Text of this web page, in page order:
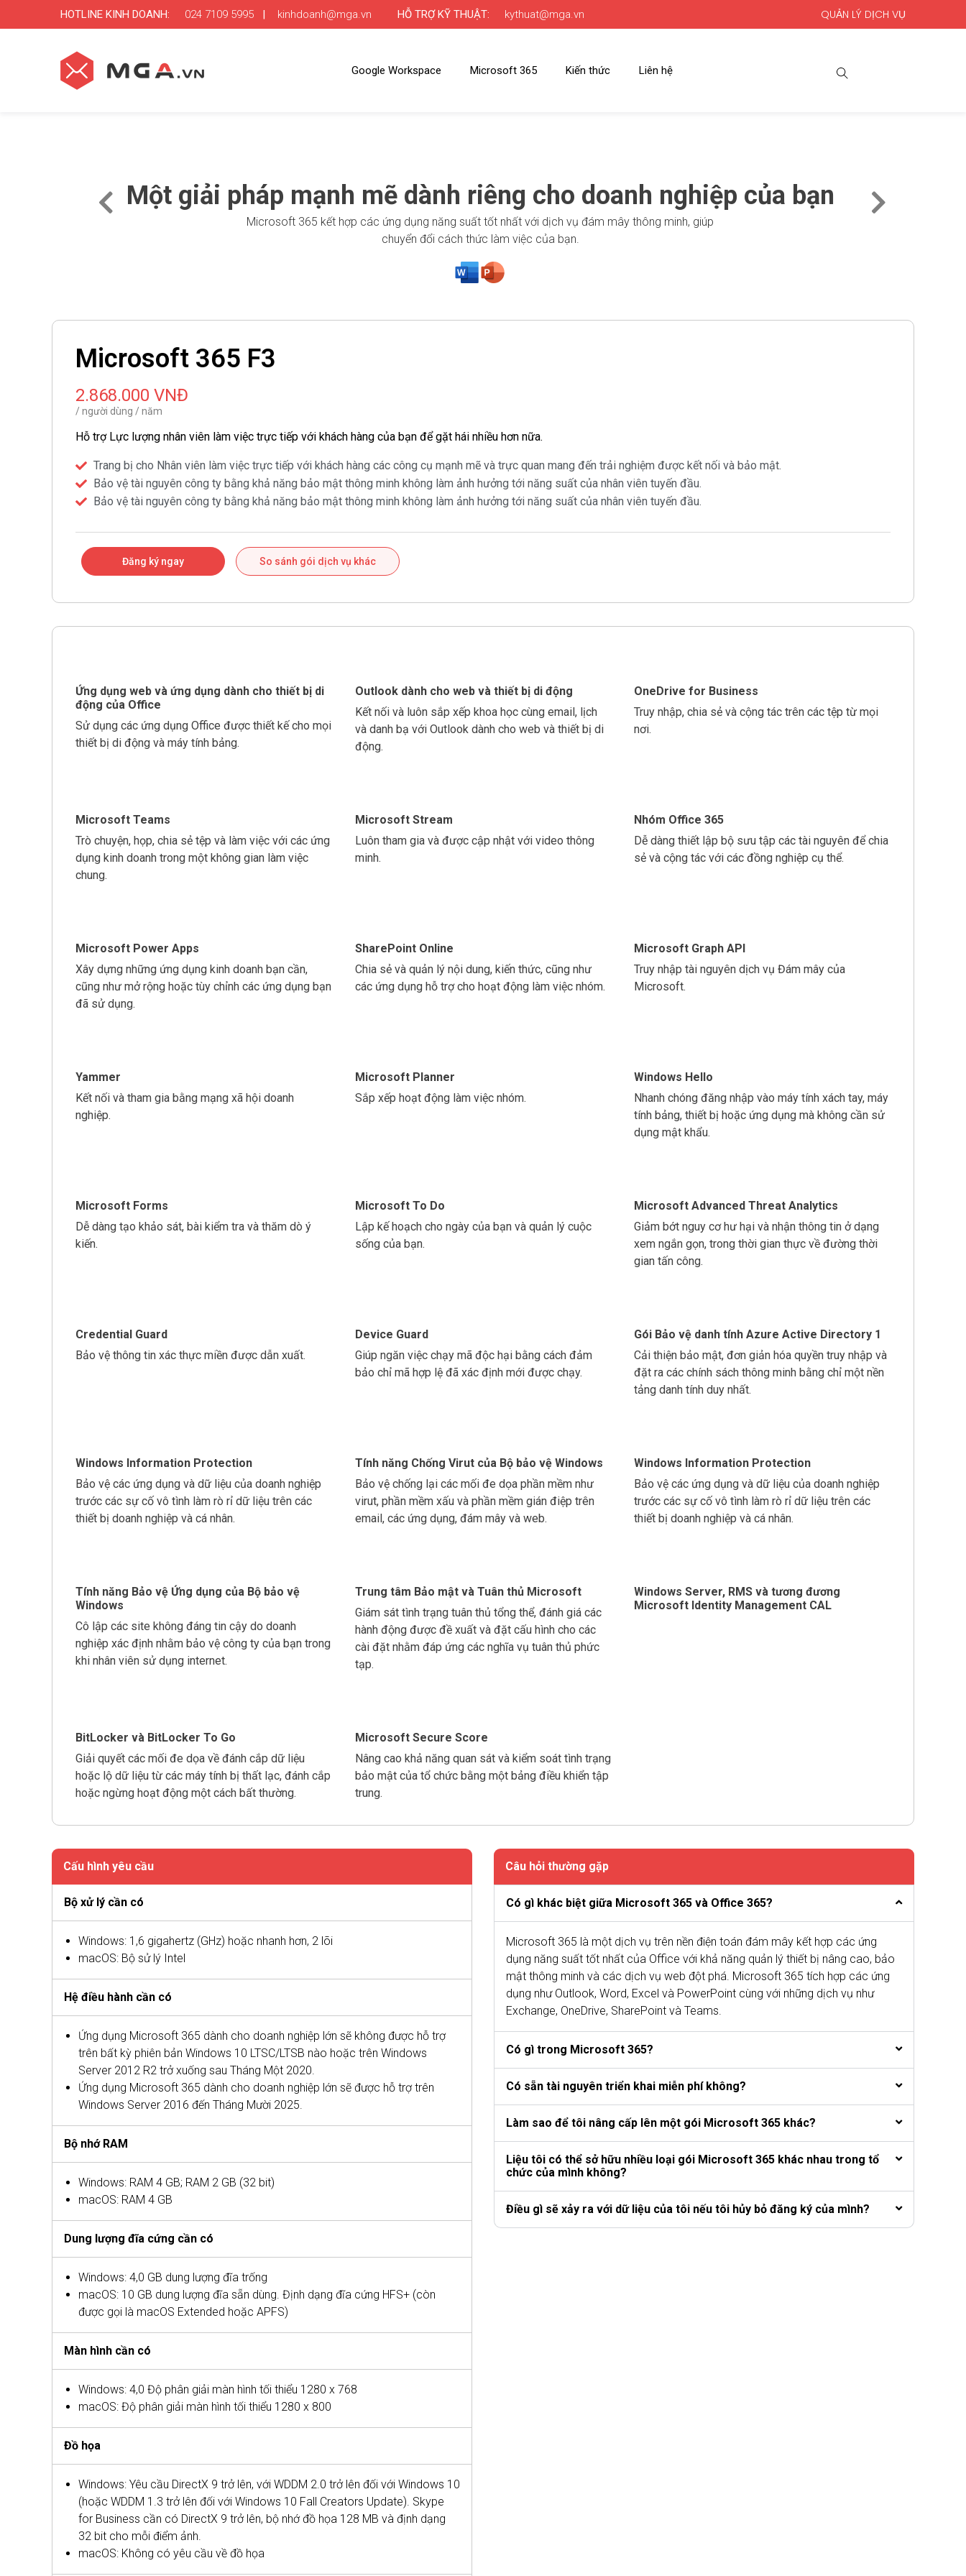
HOTLINE KINH DOANH: 024 7109 5995 | kinhdoanh@mga.vn HỖ TRỢ KỸ THUẬT: kythuat@mga.vn QUẢN LÝ DỊCH VỤ
Google Workspace Microsoft 365 Kiến thức Liên hệ
Một giải pháp mạnh mẽ dành riêng cho doanh nghiệp của bạn
Microsoft 365 kết hợp các ứng dụng năng suất tốt nhất với dịch vụ đám mây thông minh, giúp
chuyển đổi cách thức làm việc của bạn.
Microsoft 365 F3
2.868.000 VNĐ
/ người dùng / năm
Hỗ trợ Lực lượng nhân viên làm việc trực tiếp với khách hàng của bạn để gặt hái nhiều hơn nữa.
Trang bị cho Nhân viên làm việc trực tiếp với khách hàng các công cụ mạnh mẽ và trực quan mang đến trải nghiệm được kết nối và bảo mật.
Bảo vệ tài nguyên công ty bằng khả năng bảo mật thông minh không làm ảnh hưởng tới năng suất của nhân viên tuyến đầu.
Bảo vệ tài nguyên công ty bằng khả năng bảo mật thông minh không làm ảnh hưởng tới năng suất của nhân viên tuyến đầu.
Đăng ký ngay So sánh gói dịch vụ khác
Ứng dụng web và ứng dụng dành cho thiết bị di
động của Office
Sử dụng các ứng dụng Office được thiết kế cho mọi
thiết bị di động và máy tính bảng.
Outlook dành cho web và thiết bị di động
Kết nối và luôn sắp xếp khoa học cùng email, lịch
và danh bạ với Outlook dành cho web và thiết bị di
động.
OneDrive for Business
Truy nhập, chia sẻ và cộng tác trên các tệp từ mọi
nơi.
Microsoft Teams
Trò chuyện, họp, chia sẻ tệp và làm việc với các ứng
dụng kinh doanh trong một không gian làm việc
chung.
Microsoft Stream
Luôn tham gia và được cập nhật với video thông
minh.
Nhóm Office 365
Dễ dàng thiết lập bộ sưu tập các tài nguyên để chia
sẻ và cộng tác với các đồng nghiệp cụ thể.
Microsoft Power Apps
Xây dựng những ứng dụng kinh doanh bạn cần,
cũng như mở rộng hoặc tùy chỉnh các ứng dụng bạn
đã sử dụng.
SharePoint Online
Chia sẻ và quản lý nội dung, kiến thức, cũng như
các ứng dụng hỗ trợ cho hoạt động làm việc nhóm.
Microsoft Graph API
Truy nhập tài nguyên dịch vụ Đám mây của
Microsoft.
Yammer
Kết nối và tham gia bằng mạng xã hội doanh
nghiệp.
Microsoft Planner
Sắp xếp hoạt động làm việc nhóm.
Windows Hello
Nhanh chóng đăng nhập vào máy tính xách tay, máy
tính bảng, thiết bị hoặc ứng dụng mà không cần sử
dụng mật khẩu.
Microsoft Forms
Dễ dàng tạo khảo sát, bài kiểm tra và thăm dò ý
kiến.
Microsoft To Do
Lập kế hoạch cho ngày của bạn và quản lý cuộc
sống của bạn.
Microsoft Advanced Threat Analytics
Giảm bớt nguy cơ hư hại và nhận thông tin ở dạng
xem ngắn gọn, trong thời gian thực về đường thời
gian tấn công.
Credential Guard
Bảo vệ thông tin xác thực miền được dẫn xuất.
Device Guard
Giúp ngăn việc chạy mã độc hại bằng cách đảm
bảo chỉ mã hợp lệ đã xác định mới được chạy.
Gói Bảo vệ danh tính Azure Active Directory 1
Cải thiện bảo mật, đơn giản hóa quyền truy nhập và
đặt ra các chính sách thông minh bằng chỉ một nền
tảng danh tính duy nhất.
Windows Information Protection
Bảo vệ các ứng dụng và dữ liệu của doanh nghiệp
trước các sự cố vô tình làm rò rỉ dữ liệu trên các
thiết bị doanh nghiệp và cá nhân.
Tính năng Chống Virut của Bộ bảo vệ Windows
Bảo vệ chống lại các mối đe dọa phần mềm như
virut, phần mềm xấu và phần mềm gián điệp trên
email, các ứng dụng, đám mây và web.
Windows Information Protection
Bảo vệ các ứng dụng và dữ liệu của doanh nghiệp
trước các sự cố vô tình làm rò rỉ dữ liệu trên các
thiết bị doanh nghiệp và cá nhân.
Tính năng Bảo vệ Ứng dụng của Bộ bảo vệ
Windows
Cô lập các site không đáng tin cậy do doanh
nghiệp xác định nhằm bảo vệ công ty của bạn trong
khi nhân viên sử dụng internet.
Trung tâm Bảo mật và Tuân thủ Microsoft
Giám sát tình trạng tuân thủ tổng thể, đánh giá các
hành động được đề xuất và đặt cấu hình cho các
cài đặt nhằm đáp ứng các nghĩa vụ tuân thủ phức
tạp.
Windows Server, RMS và tương đương
Microsoft Identity Management CAL
BitLocker và BitLocker To Go
Giải quyết các mối đe dọa về đánh cắp dữ liệu
hoặc lộ dữ liệu từ các máy tính bị thất lạc, đánh cắp
hoặc ngừng hoạt động một cách bất thường.
Microsoft Secure Score
Nâng cao khả năng quan sát và kiểm soát tình trạng
bảo mật của tổ chức bằng một bảng điều khiển tập
trung.
Cấu hình yêu cầu
Bộ xử lý cần có
Windows: 1,6 gigahertz (GHz) hoặc nhanh hơn, 2 lõi
macOS: Bộ sử lý Intel
Hệ điều hành cần có
Ứng dụng Microsoft 365 dành cho doanh nghiệp lớn sẽ không được hỗ trợ
trên bất kỳ phiên bản Windows 10 LTSC/LTSB nào hoặc trên Windows
Server 2012 R2 trở xuống sau Tháng Một 2020.
Ứng dụng Microsoft 365 dành cho doanh nghiệp lớn sẽ được hỗ trợ trên
Windows Server 2016 đến Tháng Mười 2025.
Bộ nhớ RAM
Windows: RAM 4 GB; RAM 2 GB (32 bit)
macOS: RAM 4 GB
Dung lượng đĩa cứng cần có
Windows: 4,0 GB dung lượng đĩa trống
macOS: 10 GB dung lượng đĩa sẵn dùng. Định dạng đĩa cứng HFS+ (còn
được gọi là macOS Extended hoặc APFS)
Màn hình cần có
Windows: 4,0 Độ phân giải màn hình tối thiểu 1280 x 768
macOS: Độ phân giải màn hình tối thiểu 1280 x 800
Đồ họa
Windows: Yêu cầu DirectX 9 trở lên, với WDDM 2.0 trở lên đối với Windows 10
(hoặc WDDM 1.3 trở lên đối với Windows 10 Fall Creators Update). Skype
for Business cần có DirectX 9 trở lên, bộ nhớ đồ họa 128 MB và định dạng
32 bit cho mỗi điểm ảnh.
macOS: Không có yêu cầu về đồ họa
Câu hỏi thường gặp
Có gì khác biệt giữa Microsoft 365 và Office 365?
Microsoft 365 là một dịch vụ trên nền điện toán đám mây kết hợp các ứng
dụng năng suất tốt nhất của Office với khả năng quản lý thiết bị nâng cao, bảo
mật thông minh và các dịch vụ web đột phá. Microsoft 365 tích hợp các ứng
dụng như Outlook, Word, Excel và PowerPoint cùng với những dịch vụ như
Exchange, OneDrive, SharePoint và Teams.
Có gì trong Microsoft 365?
Có sẵn tài nguyên triển khai miễn phí không?
Làm sao để tôi nâng cấp lên một gói Microsoft 365 khác?
Liệu tôi có thể sở hữu nhiều loại gói Microsoft 365 khác nhau trong tổ
chức của mình không?
Điều gì sẽ xảy ra với dữ liệu của tôi nếu tôi hủy bỏ đăng ký của mình?